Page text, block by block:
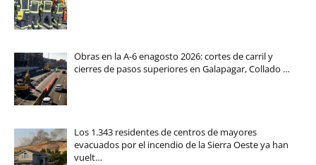
Obras en la A-6 enagosto 2026: cortes de carril y
cierres de pasos superiores en Galapagar, Collado …
Los 1.343 residentes de centros de mayores
evacuados por el incendio de la Sierra Oeste ya han
vuelt…